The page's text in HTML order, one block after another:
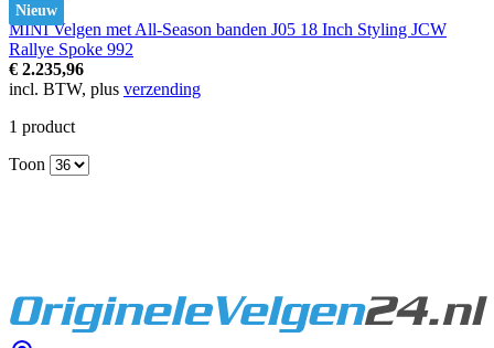
Nieuw
MINI Velgen met All-Season banden J05 18 Inch Styling JCW
Rallye Spoke 992
€ 2.235,96
incl. BTW, plus verzending
1 product
Toon